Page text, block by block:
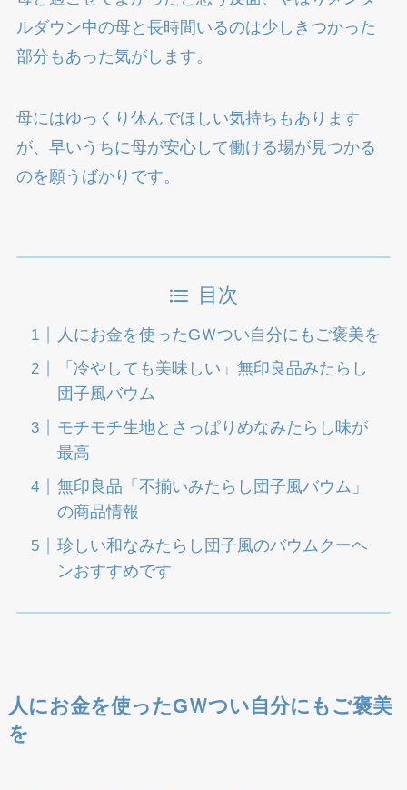
ルダウン中の母と長時間いるのは少しきつかった
部分もあった気がします。
母にはゆっくり休んでほしい気持ちもあります
が、早いうちに母が安心して働ける場が見つかる
のを願うばかりです。
目次
人にお金を使ったGＷつい自分にもご褒美を
「冷やしても美味しい」無印良品みたらし
団子風バウム
モチモチ生地とさっぱりめなみたらし味が
最高
無印良品「不揃いみたらし団子風バウム」
の商品情報
珍しい和なみたらし団子風のバウムクーヘ
ンおすすめです
人にお金を使ったGＷつい自分にもご褒美
を